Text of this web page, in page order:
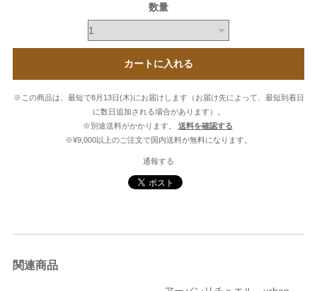
数量
カートに入れる
※この商品は、最短で8月13日(木)にお届けします（お届け先によって、最短到着日
に数日追加される場合があります）。
※別途送料がかかります。
送料を確認する
※¥9,000以上のご注文で国内送料が無料になります。
通報する
関連商品